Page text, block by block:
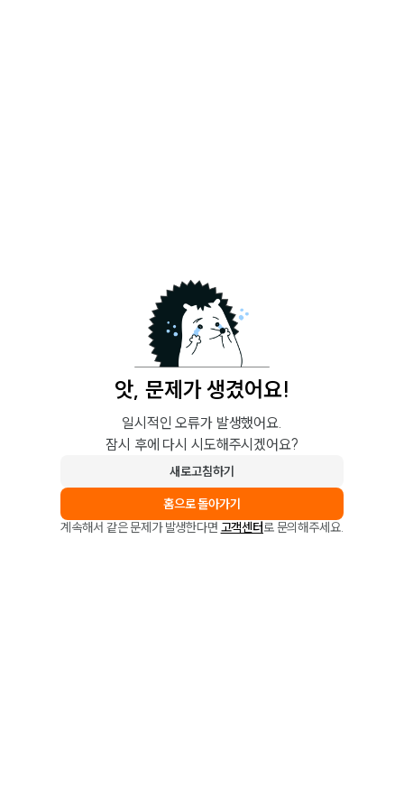
앗, 문제가 생겼어요!
일시적인 오류가 발생했어요.
잠시 후에 다시 시도해주시겠어요?
새로고침하기
홈으로 돌아가기
계속해서 같은 문제가 발생한다면 고객센터로 문의해주세요.